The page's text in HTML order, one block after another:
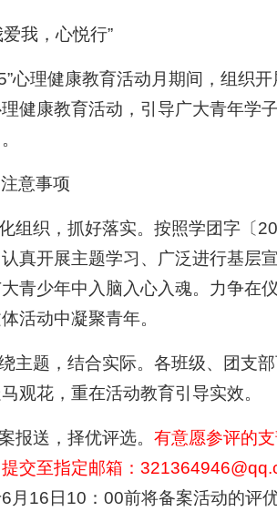
爱我，心悦行”
心理健康教育活动月期间，组织
健康教育活动，引导广大青年学
意事项
组织，抓好落实。按照学团字〔
真开展主题学习、广泛进行基层
青少年中入脑入心入魂。力争在
活动中凝聚青年。
主题，结合实际。各班级、团支
观花，重在活动教育引导实效。
报送，择优评选。有意愿参评的
交至指定邮箱：
月16日10：00前将备案活动的评